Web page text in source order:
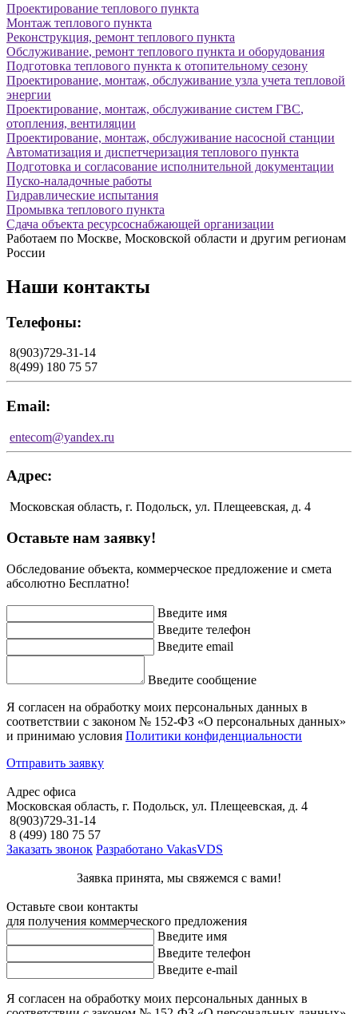
Проектирование теплового пункта
Монтаж теплового пункта
Реконструкция, ремонт теплового пункта
Обслуживание, ремонт теплового пункта и оборудования
Подготовка теплового пункта к отопительному сезону
Проектирование, монтаж, обслуживание узла учета тепловой
энергии
Проектирование, монтаж, обслуживание систем ГВС,
отопления, вентиляции
Проектирование, монтаж, обслуживание насосной станции
Автоматизация и диспетчеризация теплового пункта
Подготовка и согласование исполнительной документации
Пуско-наладочные работы
Гидравлические испытания
Промывка теплового пункта
Сдача объекта ресурсоснабжающей организации
Работаем по Москве, Московской области и другим регионам
России
Наши контакты
Телефоны:
8(903)729-31-14
8(499) 180 75 57
Email:
entecom@yandex.ru
Адрес:
Московская область, г. Подольск, ул. Плещеевская, д. 4
Оставьте нам заявку!
Обследование объекта, коммерческое предложение и смета
абсолютно Бесплатно!
Введите имя
Введите телефон
Введите email
Введите сообщение
Я согласен на обработку моих персональных данных в
соответствии с законом № 152-ФЗ «О персональных данных»
и принимаю условия Политики конфиденциальности
Отправить заявку
Адрес офиса
Московская область, г. Подольск, ул. Плещеевская, д. 4
8(903)729-31-14
8 (499) 180 75 57
Заказать звонок Разработано VakasVDS
Заявка принята, мы свяжемся с вами!
Оставьте свои контакты
для получения коммерческого предложения
Введите имя
Введите телефон
Введите e-mail
Я согласен на обработку моих персональных данных в